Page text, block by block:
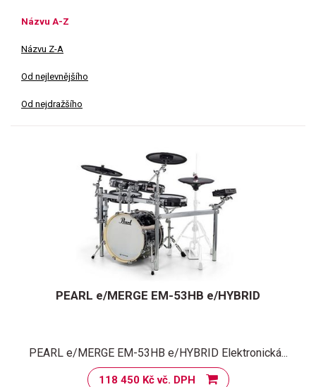
Názvu A-Z
Názvu Z-A
Od nejlevnějšího
Od nejdražšího
PEARL e/MERGE EM-53HB e/HYBRID
PEARL e/MERGE EM-53HB e/HYBRID Elektronická...
118 450 Kč vč. DPH